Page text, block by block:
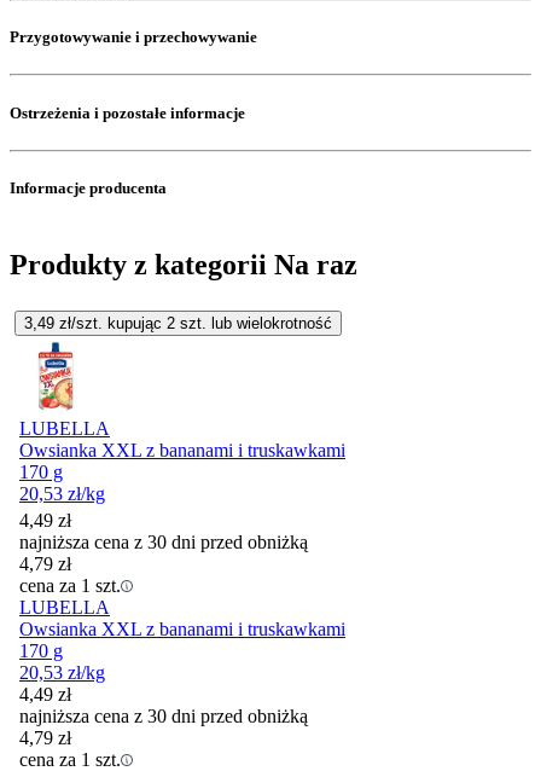
Przygotowywanie i przechowywanie
Ostrzeżenia i pozostałe informacje
Informacje producenta
Produkty z kategorii Na raz
3,49 zł/szt. kupując 2 szt. lub wielokrotność
LUBELLA
Owsianka XXL z bananami i truskawkami
170 g
20,53 zł/kg
4,49 zł
najniższa cena z 30 dni przed obniżką
4,79 zł
cena za 1 szt.
LUBELLA
Owsianka XXL z bananami i truskawkami
170 g
20,53 zł/kg
4,49 zł
najniższa cena z 30 dni przed obniżką
4,79 zł
cena za 1 szt.